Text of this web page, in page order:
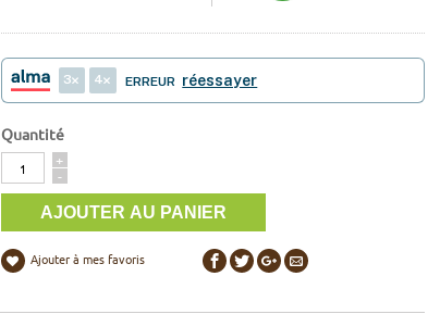
3 4 ERREUR réessayer
Quantité
Quantité
+
-
Ajouter à mes favoris